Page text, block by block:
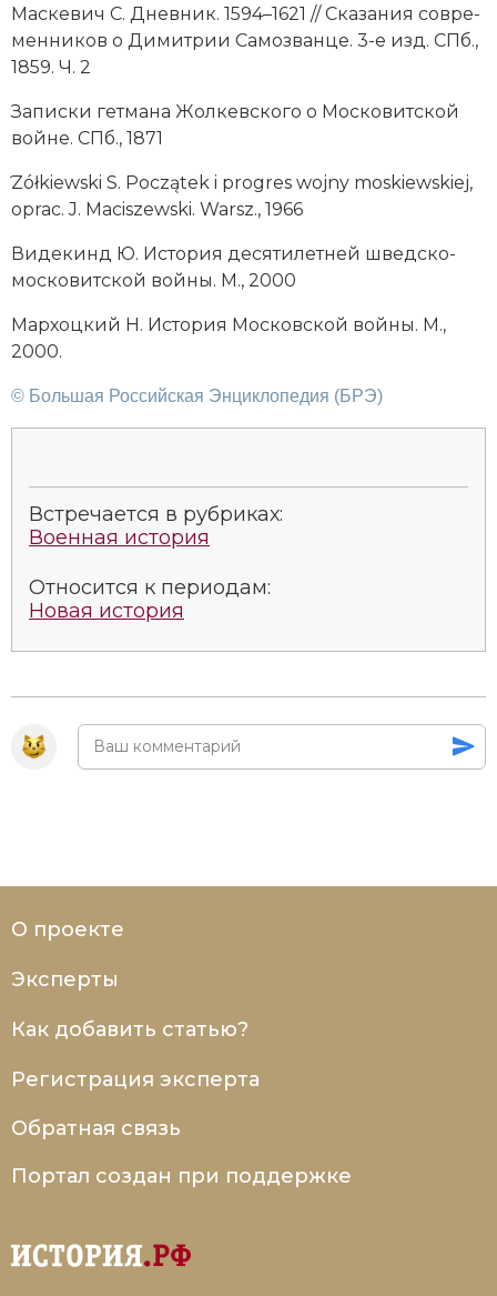
Мас­ке­вич С. Дневник. 1594–1621 // Ска­за­ния со­вре­
мен­ни­ков о Ди­мит­рии Са­мо­зван­це. 3-е изд. СПб.,
1859. Ч. 2
За­пис­ки гет­ма­на Жол­кев­ско­го о Мос­ко­вит­ской
вой­не. СПб., 1871
̇Zółkiewski S. Początek i prog­res wojny mos­kie­wskiej,
oprac. J. Macis­ze­w­ski. Warsz., 1966
Ви­де­кинд Ю. Ис­то­рия де­ся­тилет­ней швед­ско-
мос­ко­вит­ской вой­ны. М., 2000
Мар­хоц­кий Н. Ис­то­рия Мо­с­ков­ской вой­ны. М.,
2000.
© Большая Российская Энциклопедия (БРЭ)
Встречается в рубриках:
Военная история
Относится к периодам:
Новая история
О проекте
Эксперты
Как добавить статью?
Регистрация эксперта
Обратная связь
Портал создан при поддержке